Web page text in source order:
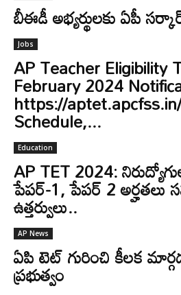
బీఈడీ అభ్యర్థులకు ఏపీ
Jobs
AP Teacher Eligibility
February 2024
https://
Schedule,...
Education
AP TET 2024:
పేపర్‌-1, పేపర్ 2 అర్హతలు
ఉత్తర్వులు..
AP News
ఏపి టెట్ గురించి కీలక
ప్రభుత్వం